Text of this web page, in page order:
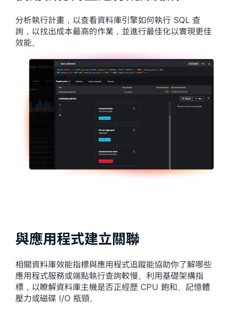
分析執行計畫，以查看資料庫引擎如何執行 SQL 查
詢，以找出成本最高的作業，並進行最佳化以實現更佳
效能。
與應用程式建立關聯
相關資料庫效能指標與應用程式追蹤能協助你了解哪些
應用程式服務或端點執行查詢較慢。利用基礎架構指
標，以瞭解資料庫主機是否正經歷 CPU 飽和、記憶體
壓力或磁碟 I/O 瓶頸。